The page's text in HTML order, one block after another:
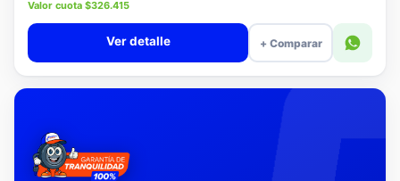
Precio lista $14.980.000
Valor cuota $326.415
+ Comparar